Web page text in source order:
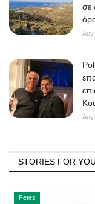
σε
Αυγ
Αυγ
STORIES FOR YOU
Fetes